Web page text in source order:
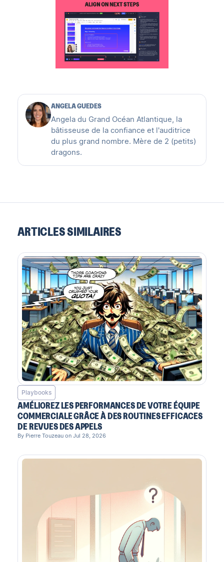
ANGELA GUEDES
Angela du Grand Océan Atlantique, la
bâtisseuse de la confiance et l'auditrice
du plus grand nombre. Mère de 2 (petits)
dragons.
ARTICLES SIMILAIRES
Playbooks
AMÉLIOREZ LES PERFORMANCES DE VOTRE ÉQUIPE
COMMERCIALE GRÂCE À DES ROUTINES EFFICACES
DE REVUES DES APPELS
By Pierre Touzeau on Jul 28, 2026